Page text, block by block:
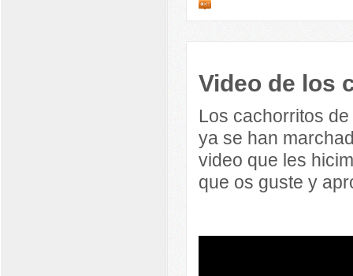
Video de los
Los cachorritos
ya se han
video que les
que os guste y